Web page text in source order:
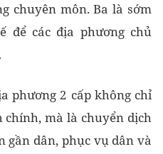
chuyên môn. Ba là sớm
để các địa phương chủ
phương 2 cấp không chỉ
chính, mà là chuyển dịch
gần dân, phục vụ dân và